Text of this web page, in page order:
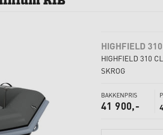
HIGHFIELD
HIGHFIELD 310
SKROG
BAKKENPRIS
41 900,-